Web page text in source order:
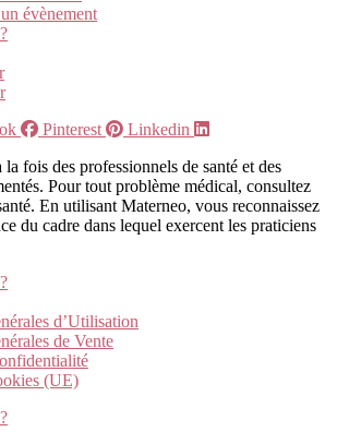
évènement
Pinterest
Linkedin
fois des professionnels de santé et des
Pour tout problème médical, consultez
En utilisant Materneo, vous reconnaissez
du cadre dans lequel exercent les praticiens
d’Utilisation
de Vente
(UE)